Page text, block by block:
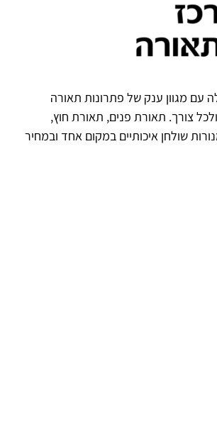
עם מגוון ענק של פתרונות תאורה
צורך. תאורת פנים, תאורת חוץ,
שולחן איכותיים במקום אחד ובמחיר